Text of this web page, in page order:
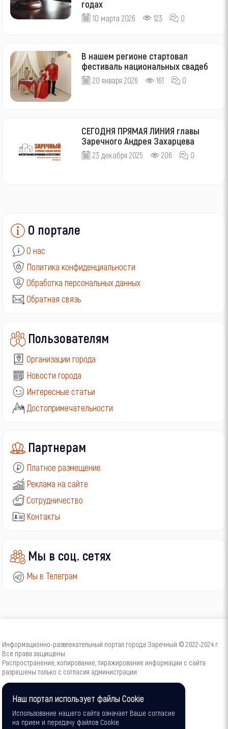
годах
10 марта 2026 123 0
В нашем регионе стартовал
фестиваль национальных свадеб
20 января 2026 161 0
СЕГОДНЯ ПРЯМАЯ ЛИНИЯ главы
Заречного Андрея Захарцева
23 декабря 2025 206 0
О портале
О нас
Политика конфиденциальности
Обработка персональных данных
Обратная связь
Пользователям
Организации города
Новости города
Интересные статьи
Достопримечательности
Партнерам
Платное размещение
Реклама на сайте
Сотрудничество
Контакты
Мы в соц. сетях
Мы в Телеграм
Информационно-развлекательный портал города Заречный © 2022-2024 г.
Все права защищены.
Распространение, копирование, тиражирование информации с сайта
разрешены только с согласия администрации.
16+Наш портал использует файлы Cookie
Использование нашего сайта означает Ваше согласие
на прием и передачу файлов Cookie